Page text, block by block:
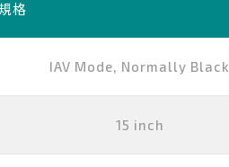
格
IAV Mode, Normally Black
15 inch